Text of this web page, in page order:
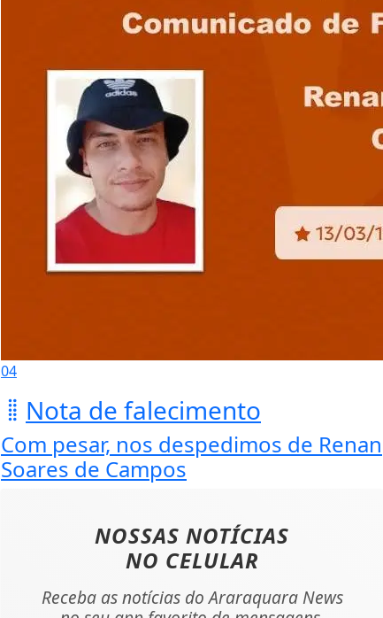
04
Nota de falecimento
Com pesar, nos despedimos de Renan
Soares de Campos
NOSSAS NOTÍCIAS
NO CELULAR
Receba as notícias do Araraquara News